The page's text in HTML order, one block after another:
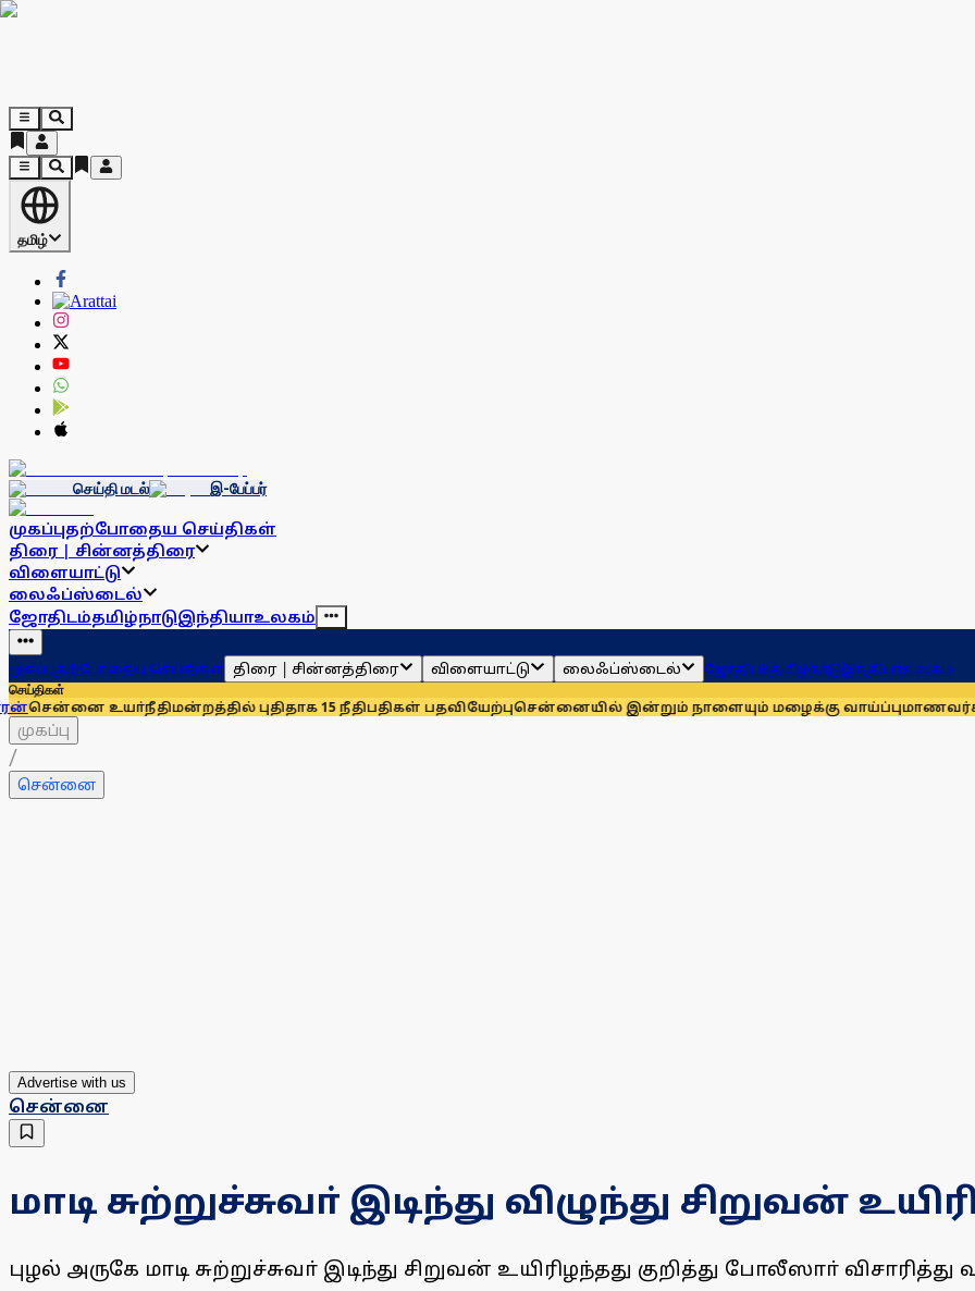
தமிழ்
செய்தி மடல் இ-பேப்பர்
முகப்புதற்போதைய செய்திகள்
திரை | சின்னத்திரை
விளையாட்டு
லைஃப்ஸ்டைல்
ஜோதிடம்தமிழ்நாடுஇந்தியாஉலகம்
முகப்புதற்போதைய செய்திகள் திரை | சின்னத்திரை விளையாட்டு லைஃப்ஸ்டைல் ஜோதிடம்தமிழ்நாடுஇந்தியாஉலகம்
செய்திகள்
உயா்நீதிமன்றத்தில் புதிதாக 15 நீதிபதிகள் பதவியேற்புசென்னையில் இன்றும் நாளையும் மழைக்கு வாய்ப்புமாணவர்களுக்காக
முகப்பு
/
சென்னை
Advertise with us
சென்னை
மாடி சுற்றுச்சுவா் இடிந்து விழுந்து சிறுவன்
புழல் அருகே மாடி சுற்றுச்சுவா் இடிந்து சிறுவன் உயிரிழந்தது குறித்து போலீஸாா்